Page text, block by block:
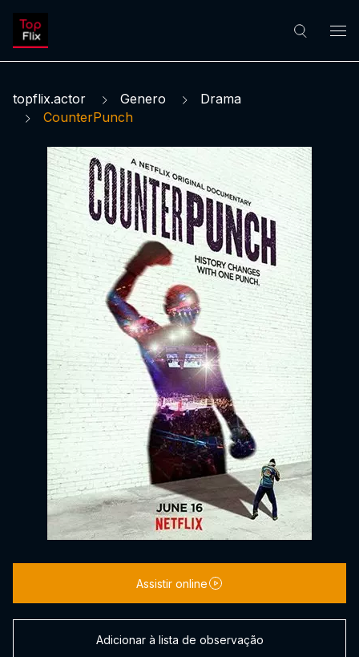
topflix.actor Genero
Drama
CounterPunch
Assistir online
Adicionar à lista de observação